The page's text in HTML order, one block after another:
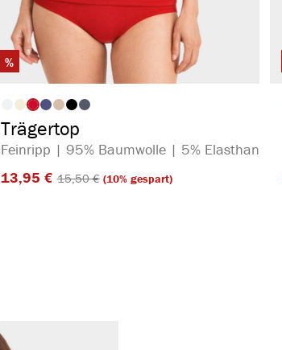
%
Artikelfarbe
Trägertop
Feinripp | 95% Baumwolle | 5% Elasthan
13,95 €​ 15,50 €​(10% gespart)